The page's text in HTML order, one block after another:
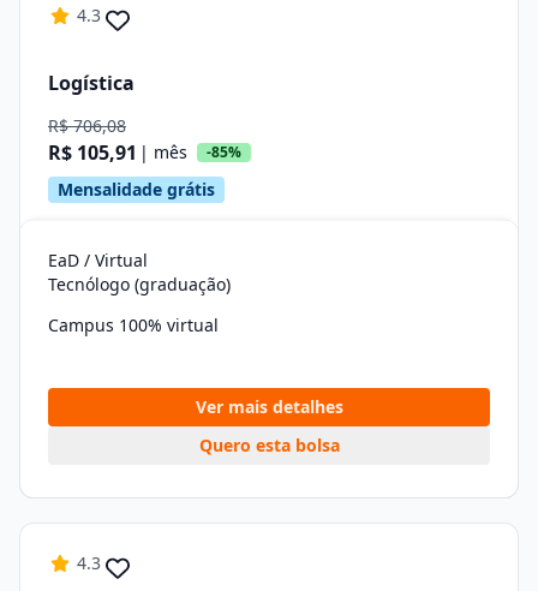
4.3
Logística
R$ 706,08
R$ 105,91 | mês -85%
Mensalidade grátis
EaD / Virtual
Tecnólogo (graduação)
Campus 100% virtual
Ver mais detalhes
Quero esta bolsa
4.3